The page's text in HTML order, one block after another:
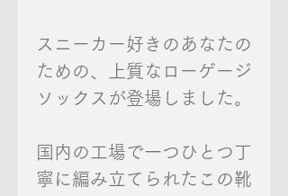
スニーカー好きのあなたの
ための、上質なローゲージ
ソックスが登場しました。
国内の工場で一つひとつ丁
寧に編み立てられたこの靴